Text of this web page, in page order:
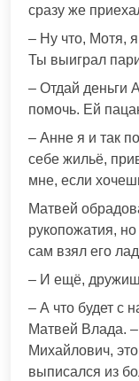
сразу же
– Ну что, Мотя,
Ты выиграл
– Отдай деньги
помочь. Ей
– Анне я и так
себе жильё,
мне, если
Матвей
рукопожатия,
сам взял его
– И ещё,
– А что будет с
Матвей Влада.
Михайлович,
выписался из